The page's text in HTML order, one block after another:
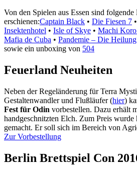
Von den Spielen aus Essen sind folgende
erschienen:Captain Black • Die Fiesen 7 •
Insektenhotel • Isle of Skye • Machi Koro
Mafia de Cuba • Pandemie – Die Heilung
sowie ein unboxing von 504
Feuerland Neuheiten
Neben der Regeländerung für Terra
Gestaltenwandler und Flußläufer (hier)
Fest für Odin vorbestellen. Dazu erhält
handgeschnitzten Elch. Zum Preis wurde
gemacht. Er soll sich im Bereich von
Zur Vorbestellung
Berlin Brettspiel Con